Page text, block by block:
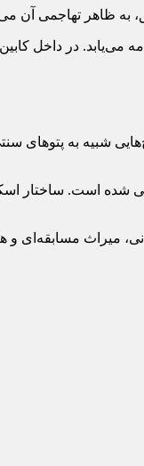
به ظاهر تهاجمی آن
در داخل
شبیه به پتوهای
میراث مسابقه‌ای